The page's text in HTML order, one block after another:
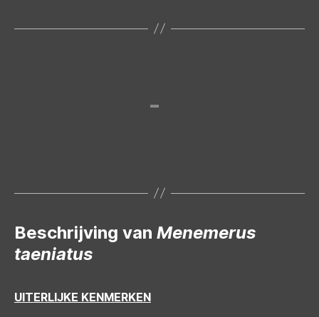
Beschrijving van Menemerus
taeniatus
UITERLIJKE KENMERKEN